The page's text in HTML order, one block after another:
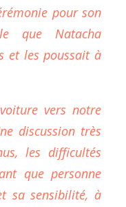
pour son
que Natacha
et les poussait à
vers notre
discussion très
les difficultés
que personne
sa sensibilité, à